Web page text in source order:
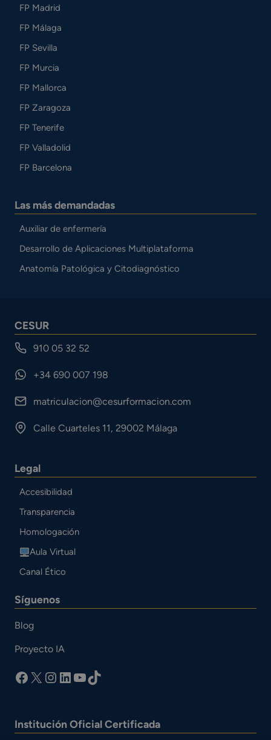
FP Madrid
FP Málaga
FP Sevilla
FP Murcia
FP Mallorca
FP Zaragoza
FP Tenerife
FP Valladolid
FP Barcelona
Las más demandadas
Auxiliar de enfermería
Desarrollo de Aplicaciones Multiplataforma
Anatomía Patológica y Citodiagnóstico
CESUR
910 05 32 52
+34 690 007 198
matriculacion@cesurformacion.com
Calle Cuarteles 11, 29002 Málaga
Legal
Accesibilidad
Transparencia
Homologación
Aula Virtual
Canal Ético
Síguenos
Blog
Proyecto IA
facebook
X Instagram
LinkedIn
YouTube
TikTok
Institución Oficial Certificada